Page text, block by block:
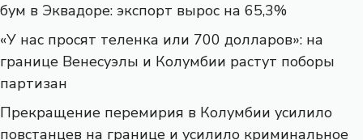
бум в Эквадоре: экспорт вырос на 65,3%
«У нас просят теленка или 700 долларов»: на
границе Венесуэлы и Колумбии растут поборы
партизан
Прекращение перемирия в Колумбии усилило
повстанцев на границе и усилило криминальное